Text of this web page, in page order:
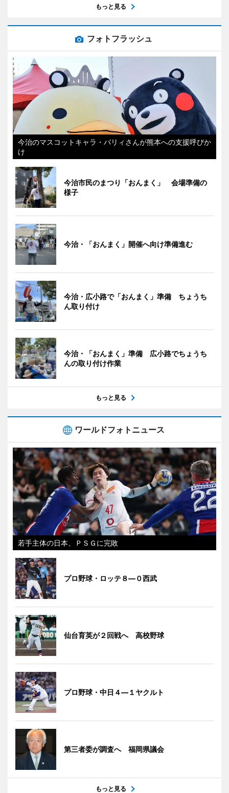
もっと見る
フォトフラッシュ
今治のマスコットキャラ・バリィさんが熊本への支援呼びか
け
今治市民のまつり「おんまく」 会場準備の
様子
今治・「おんまく」開催へ向け準備進む
今治・広小路で「おんまく」準備 ちょうち
ん取り付け
今治・「おんまく」準備 広小路でちょうち
んの取り付け作業
もっと見る
ワールドフォトニュース
若手主体の日本、ＰＳＧに完敗
プロ野球・ロッテ８―０西武
仙台育英が２回戦へ 高校野球
プロ野球・中日４―１ヤクルト
第三者委が調査へ 福岡県議会
もっと見る